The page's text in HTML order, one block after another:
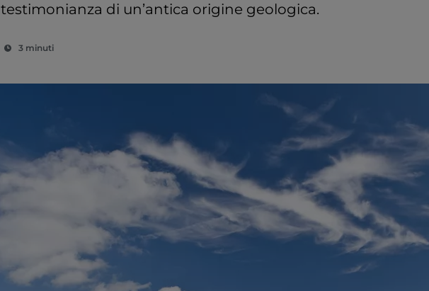
testimonianza di un’antica origine geologica.
3 minuti